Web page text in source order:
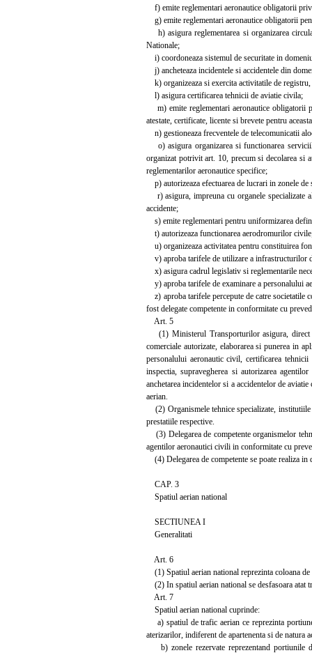
f) emite reglementari aeronautice obligatorii
g) emite reglementari aeronautice obligatorii
h) asigura reglementarea si organizarea
Nationale;
i) coordoneaza sistemul de securitate in
j) ancheteaza incidentele si accidentele din
k) organizeaza si exercita activitatile de
l) asigura certificarea tehnicii de aviatie civila;
m) emite reglementari aeronautice obligatorii
atestate, certificate, licente si brevete pentru
n) gestioneaza frecventele de telecomunicatii
o) asigura organizarea si functionarea
organizat potrivit art. 10, precum si decolarea si
reglementarilor aeronautice specifice;
p) autorizeaza efectuarea de lucrari in zonele
r) asigura, impreuna cu organele specializate
accidente;
s) emite reglementari pentru uniformizarea
t) autorizeaza functionarea aerodromurilor
u) organizeaza activitatea pentru constituirea
v) aproba tarifele de utilizare a infrastructurilor
x) asigura cadrul legislativ si reglementarile
y) aproba tarifele de examinare a personalului
z) aproba tarifele percepute de catre societatile
fost delegate competente in conformitate cu
Art. 5
(1) Ministerul Transporturilor asigura, direct
comerciale autorizate, elaborarea si punerea in
personalului aeronautic civil, certificarea
inspectia, supravegherea si autorizarea
anchetarea incidentelor si a accidentelor de
aerian.
(2) Organismele tehnice specializate,
prestatiile respective.
(3) Delegarea de competente organismelor
agentilor aeronautici civili in conformitate cu
(4) Delegarea de competente se poate realiza
CAP. 3
Spatiul aerian national
SECTIUNEA I
Generalitati
Art. 6
(1) Spatiul aerian national reprezinta coloana
(2) In spatiul aerian national se desfasoara atat
Art. 7
Spatiul aerian national cuprinde:
a) spatiul de trafic aerian ce reprezinta
aterizarilor, indiferent de apartenenta si de natura
b) zonele rezervate reprezentand portiunile